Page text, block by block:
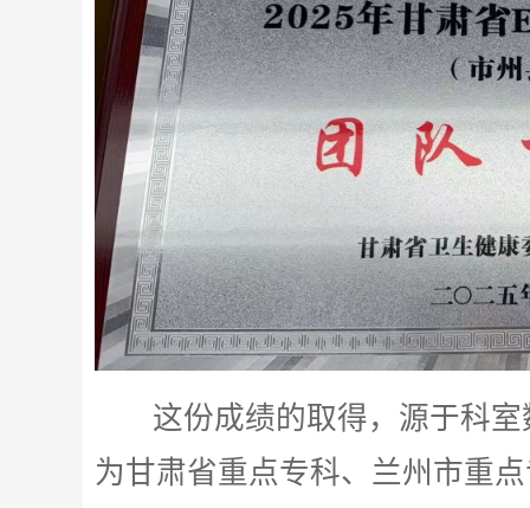
这份成绩的取得，源于科室
为甘肃省重点专科、兰州市重